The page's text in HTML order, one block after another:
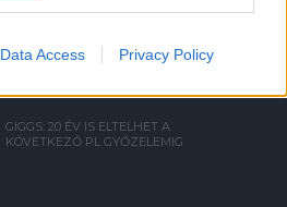
Data Access Privacy Policy
GIGGS: 20 ÉV IS ELTELHET A
KÖVETKEZŐ PL GYŐZELEMIG